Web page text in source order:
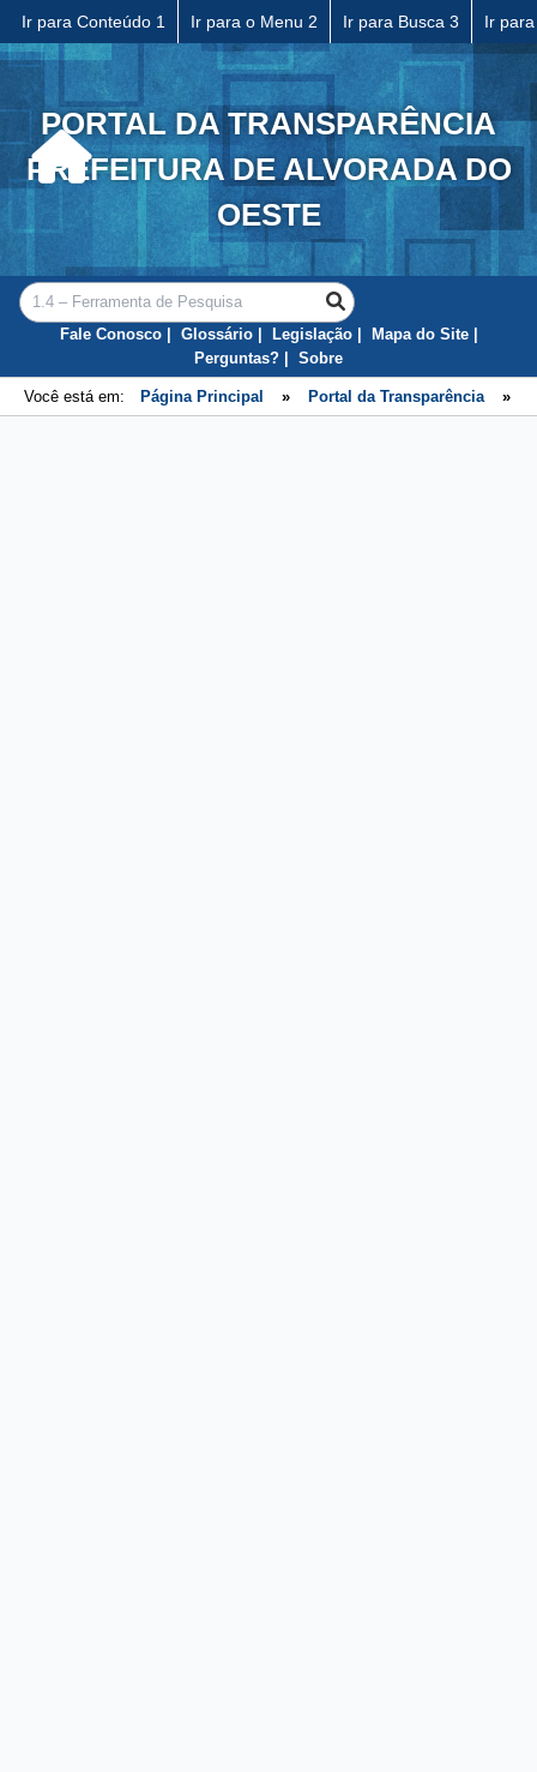
Ir para Conteúdo 1 Ir para o Menu 2 Ir para Busca 3 Ir
PORTAL DA TRANSPARÊNCIA
PREFEITURA DE ALVORADA DO
OESTE
Fale Conosco Glossário Legislação
Mapa do Site
Perguntas?
Sobre
Você está em: Página Principal » Portal da Transparência »